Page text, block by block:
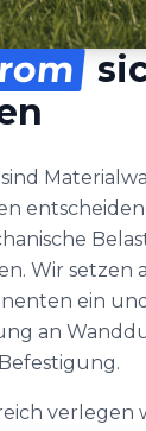
Wir setzen
ein
an
verlegen